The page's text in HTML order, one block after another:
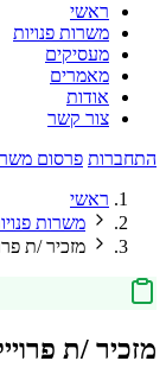
ראשי
משרות פנויות
מעסיקים
מאמרים
אודות
צור קשר
התחברות פרסום
ראשי
משרות
מזכיר /ת
מזכיר /ת